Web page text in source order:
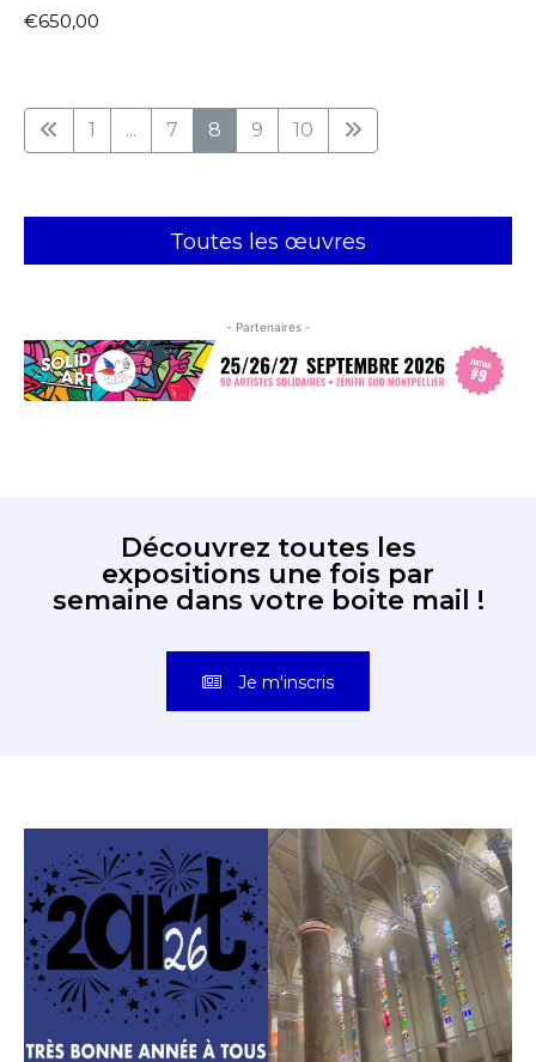
€650,00
1 ... 7 8 9 10
Toutes les œuvres
- Partenaires -
Découvrez toutes les
semaine dans votre boite mail !